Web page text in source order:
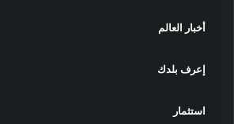
أخبار العالم
إعرف بلدك
استثمار